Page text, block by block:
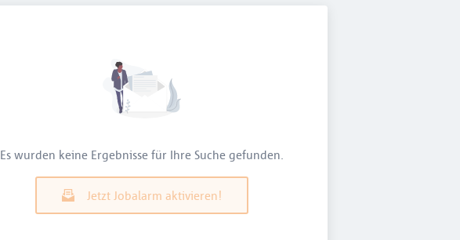
Es wurden keine Ergebnisse für Ihre Suche gefunden.
Jetzt Jobalarm aktivieren!